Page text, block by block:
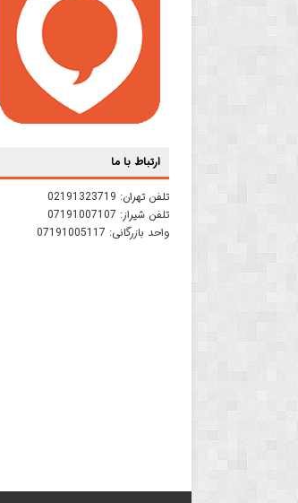
ارتباط با ما
تلفن تهران: 02191323719
تلفن شیراز: 07191007107
واحد بازرگانی: 07191005117